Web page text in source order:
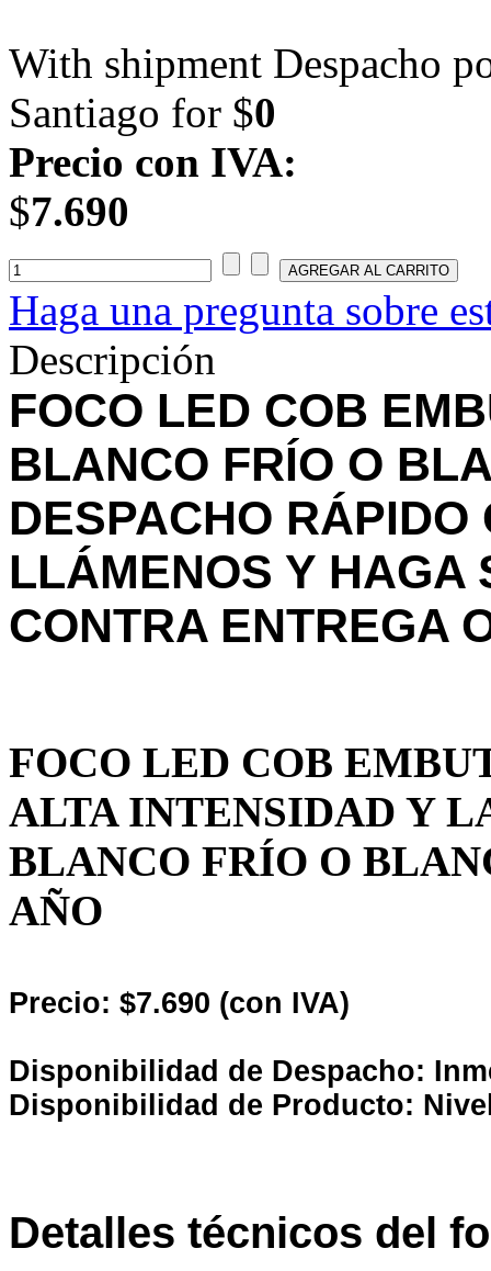
With shipment Despacho
Santiago for $0
Precio con IVA:
$7.690
Haga una pregunta sobre
Descripción
FOCO LED COB
BLANCO FRÍO O
DESPACHO
LLÁMENOS Y HAGA
CONTRA ENTREGA
FOCO LED COB
ALTA INTENSIDAD Y
BLANCO FRÍO O
AÑO
Precio: $7.690 (con IVA)
Disponibilidad de Despacho:
Disponibilidad de Producto:
Detalles técnicos del